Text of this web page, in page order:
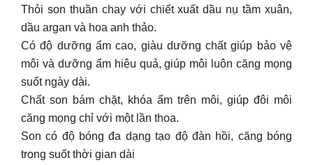
Thỏi son thuần chay với chiết xuất dầu nụ tầm xuân,
dầu argan và hoa anh thảo.
Có độ dưỡng ẩm cao, giàu dưỡng chất giúp bảo vệ
môi và dưỡng ẩm hiệu quả, giúp môi luôn căng mọng
suốt ngày dài.
Chất son bám chặt, khóa ẩm trên môi, giúp đôi môi
căng mọng chỉ với một lần thoa.
Son có độ bóng đa dạng tạo độ đàn hồi, căng bóng
trong suốt thời gian dài